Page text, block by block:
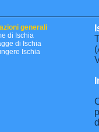
generali
di Ischia
di Ischia
Ischia